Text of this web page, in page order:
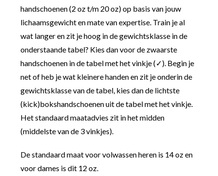
handschoenen (2 oz t/m 20 oz) op basis van jouw
lichaamsgewicht en mate van expertise. Train je al
wat langer en zit je hoog in de gewichtsklasse in de
onderstaande tabel? Kies dan voor de zwaarste
handschoenen in de tabel met het vinkje (✓). Begin je
net of heb je wat kleinere handen en zit je onderin de
gewichtsklasse van de tabel, kies dan de lichtste
(kick)bokshandschoenen uit de tabel met het vinkje.
Het standaard maatadvies zit in het midden
(middelste van de 3 vinkjes).
De standaard maat voor volwassen heren is 14 oz en
voor dames is dit 12 oz.